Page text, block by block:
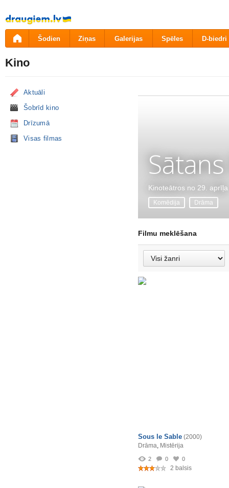
Pāriet
uz
saturu
Šodien Ziņas Galerijas Spēles D-biedri
Kino
Aktuāli
Šobrīd kino
Drīzumā
Visas filmas
Kinoteātros no 29. aprīļa
Komēdija Drāma
Filmu meklēšana
Sous le Sable (2000)
Drāma, Mistērija
2 0 0
2 balsis